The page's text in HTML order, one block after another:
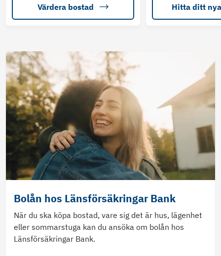
Värdera bostad Hitta ditt
Bolån hos Länsförsäkringar Bank
När du ska köpa bostad, vare sig det är hus, lägenhet
eller sommarstuga kan du ansöka om bolån hos
Länsförsäkringar Bank.